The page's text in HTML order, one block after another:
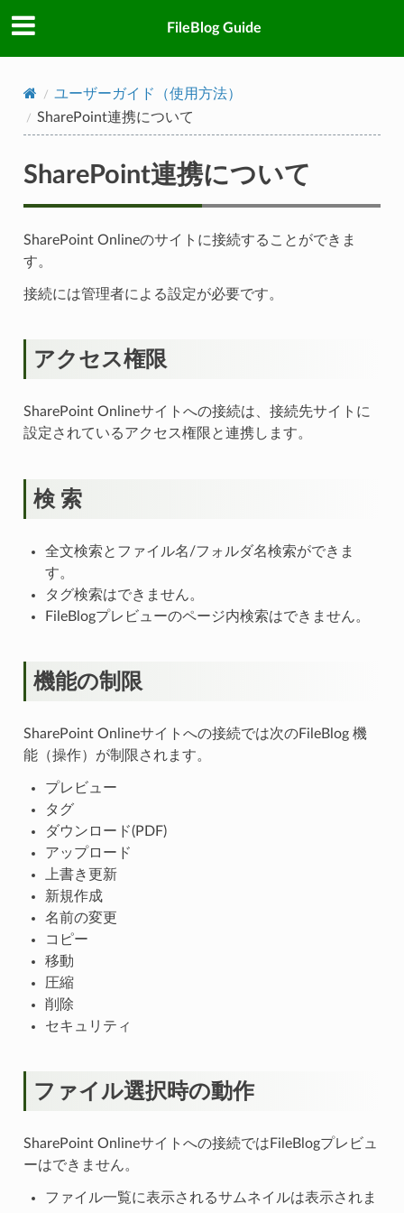
FileBlog Guide
ユーザーガイド（使用方法）
SharePoint連携について
SharePoint連携について
SharePoint Onlineのサイトに接続することができま
す。
接続には管理者による設定が必要です。
アクセス権限
SharePoint Onlineサイトへの接続は、接続先サイトに
設定されているアクセス権限と連携します。
検 索
全文検索とファイル名/フォルダ名検索ができま
す。
タグ検索はできません。
FileBlogプレビューのページ内検索はできません。
機能の制限
SharePoint Onlineサイトへの接続では次のFileBlog 機
能（操作）が制限されます。
プレビュー
タグ
ダウンロード(PDF)
アップロード
上書き更新
新規作成
名前の変更
コピー
移動
圧縮
削除
セキュリティ
ファイル選択時の動作
SharePoint Onlineサイトへの接続ではFileBlogプレビュ
ーはできません。
ファイル一覧に表示されるサムネイルは表示されま